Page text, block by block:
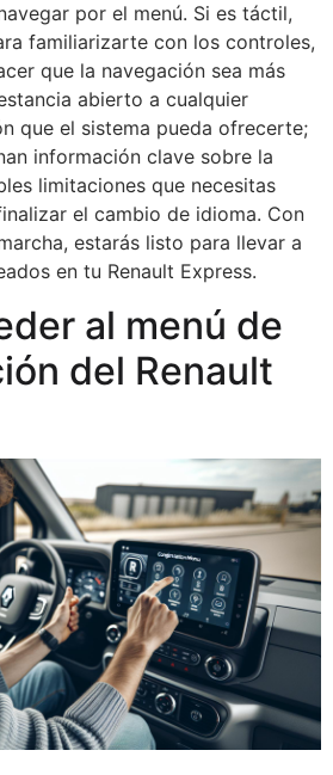
por el menú. Si es táctil,
familiarizarte con los controles,
que la navegación sea más
abierto a cualquier
que el sistema pueda ofrecerte;
información clave sobre la
limitaciones que necesitas
el cambio de idioma. Con
estarás listo para llevar a
en tu Renault Express.
al menú de
del Renault